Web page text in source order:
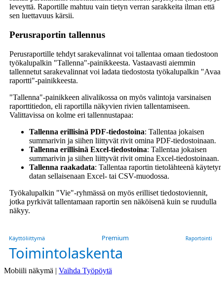
leveyttä. Raportille mahtuu vain tietyn verran sarakkeita ilman että
sen luettavuus kärsii.
Perusraportin tallennus
Perusraportille tehdyt sarakevalinnat voi tallentaa omaan tiedostoon
työkalupalkin "Tallenna"-painikkeesta. Vastaavasti aiemmin
tallennetut sarakevalinnat voi ladata tiedostosta työkalupalkin "Avaa
raportti"-painikkeesta.
"Tallenna"-painikkeen alivalikossa on myös valintoja varsinaisen
raporttitiedon, eli raportilla näkyvien rivien tallentamiseen.
Valittavissa on kolme eri tallennustapaa:
Tallenna erillisinä PDF-tiedostoina: Tallentaa jokaisen
summarivin ja siihen liittyvät rivit omina PDF-tiedostoinaan.
Tallenna erillisinä Excel-tiedostoina: Tallentaa jokaisen
summarivin ja siihen liittyvät rivit omina Excel-tiedostoinaan.
Tallenna raakadata: Tallentaa raportin tietolähteenä
datan sellaisenaan Excel- tai CSV-muodossa.
Työkalupalkin "Vie"-ryhmässä on myös erilliset tiedostoviennit,
jotka pyrkivät tallentamaan raportin sen näköisenä kuin se ruudulla
näkyy.
Käyttöliittymä Premium Raportointi
Toimintolaskenta
Mobiili näkymä | Vaihda Työpöytä